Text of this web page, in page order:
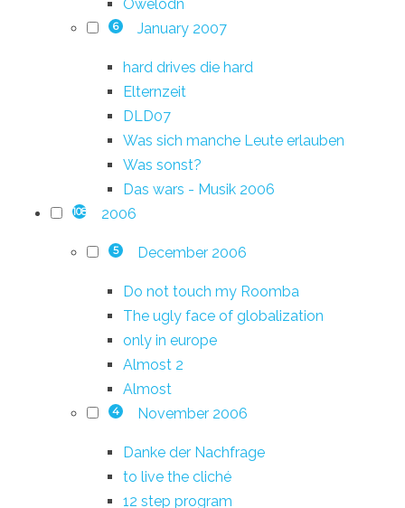
Owelodn
6 January 2007
hard drives die hard
Elternzeit
DLD07
Was sich manche Leute erlauben
Was sonst?
Das wars - Musik 2006
108 2006
5 December 2006
Do not touch my Roomba
The ugly face of globalization
only in europe
Almost 2
Almost
4 November 2006
Danke der Nachfrage
to live the cliché
12 step program